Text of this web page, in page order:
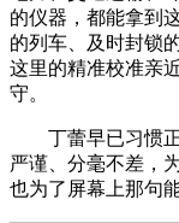
的仪器，都能拿到
的列车、及时封锁
这里的精准校准亲
守。
丁蕾早已习惯正
严谨、分毫不差，
也为了屏幕上那句